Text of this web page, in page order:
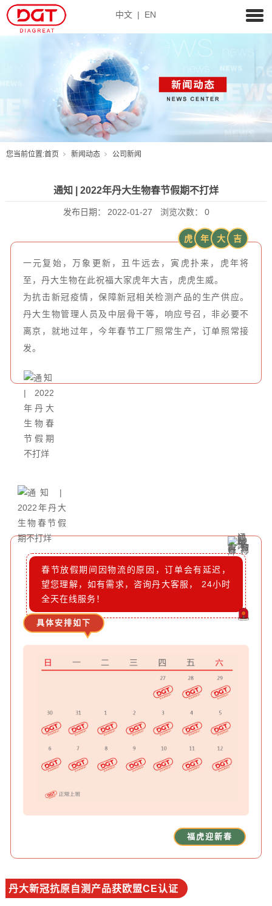
中文 | EN
您当前位置:首页 新闻动态 公司新闻
通知 | 2022年丹大生物春节假期不打烊
发布日期： 2022-01-27 浏览次数： 0
虎 年 大 吉
一元复始，万象更新，丑牛远去，寅虎扑来，虎年将
至，丹大生物在此祝福大家虎年大吉，虎虎生威。
为抗击新冠疫情，保障新冠相关检测产品的生产供应。
丹大生物管理人员及中层骨干等，响应号召，非必要不
离京，就地过年，今年春节工厂照常生产，订单照常接
发。
春节放假期间因物流的原因，订单会有延迟，
望您理解，如有需求，咨询丹大客服， 24小时
全天在线服务！
具体安排如下
福虎迎新春
丹大新冠抗原自测产品获欧盟CE认证